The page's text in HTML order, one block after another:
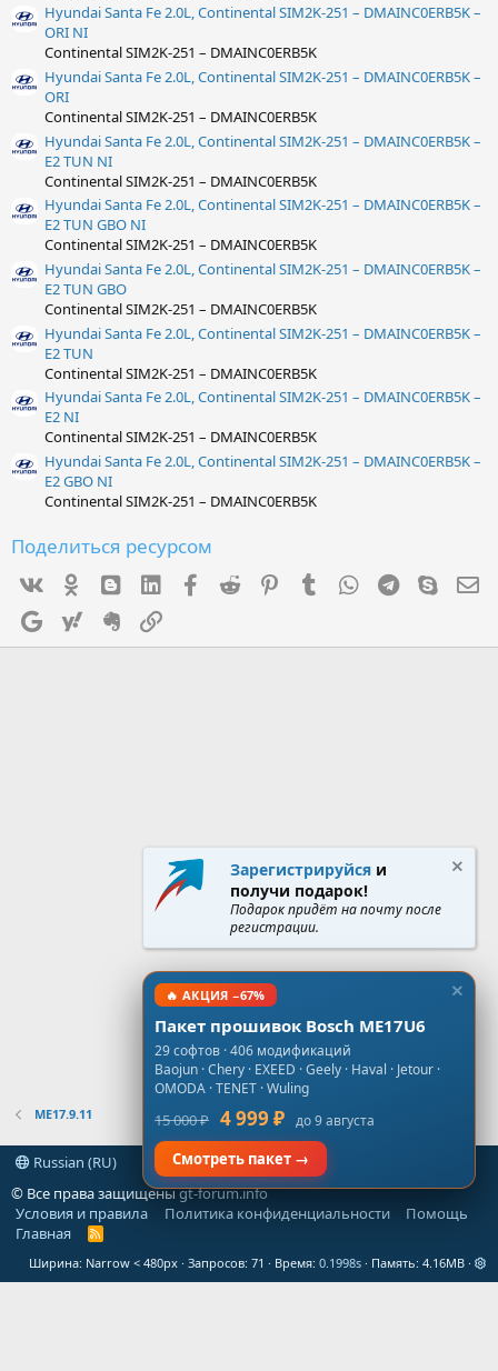
Hyundai Santa Fe 2.0L, Continental SIM2K-251 – DMAINC0ERB5K –
ORI NI
Continental SIM2K-251 – DMAINC0ERB5K
Hyundai Santa Fe 2.0L, Continental SIM2K-251 – DMAINC0ERB5K –
ORI
Continental SIM2K-251 – DMAINC0ERB5K
Hyundai Santa Fe 2.0L, Continental SIM2K-251 – DMAINC0ERB5K –
E2 TUN NI
Continental SIM2K-251 – DMAINC0ERB5K
Hyundai Santa Fe 2.0L, Continental SIM2K-251 – DMAINC0ERB5K –
E2 TUN GBO NI
Continental SIM2K-251 – DMAINC0ERB5K
Hyundai Santa Fe 2.0L, Continental SIM2K-251 – DMAINC0ERB5K –
E2 TUN GBO
Continental SIM2K-251 – DMAINC0ERB5K
Hyundai Santa Fe 2.0L, Continental SIM2K-251 – DMAINC0ERB5K –
E2 TUN
Continental SIM2K-251 – DMAINC0ERB5K
Hyundai Santa Fe 2.0L, Continental SIM2K-251 – DMAINC0ERB5K –
E2 NI
Continental SIM2K-251 – DMAINC0ERB5K
Hyundai Santa Fe 2.0L, Continental SIM2K-251 – DMAINC0ERB5K –
E2 GBO NI
Continental SIM2K-251 – DMAINC0ERB5K
Поделиться ресурсом
Ok mes_blogger
Linked InFacebook
Reddit PinterestTumblr WhatsAppTelegram
Skype
Google Yahoo Evernote
ME17.9.11
Russian (RU)
© Все права защищеныgt-forum.info
Условия и правила
Политика конфиденциальности
Помощь
Главная
R
S
Ширина Запросов 71 Время 0.1998s Память 4.16MB
Зарегистрируйся и
получи подарок!
Подарок придёт на почту после
регистрации.
🔥 АКЦИЯ −67%
Пакет прошивок Bosch ME17U6
29 софтов · 406 модификаций
Baojun · Chery · EXEED · Geely · Haval · Jetour ·
OMODA · TENET · Wuling
15 000 ₽ 4 999 ₽ до 9 августа
Смотреть пакет →